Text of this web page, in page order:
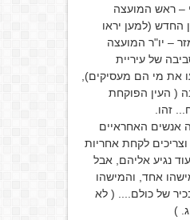
– ראש המועצה
החדש (למען יראו
– יו"ר המועצה
של עיריית
את מי הם מעסיקים),
( העין הפוקחת
זהו.
אנשים האחראיים
לקחת אחריות
נגיע אליהם, אבל
אחד, והמישהו
של כולם.... ( לא
)